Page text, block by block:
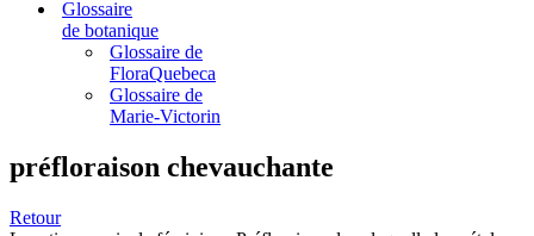
Glossaire
de botanique
Glossaire de
FloraQuebeca
Glossaire de
Marie-Victorin
préfloraison chevauchante
Retour